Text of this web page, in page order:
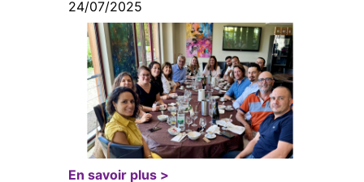
24/07/2025
En savoir plus >